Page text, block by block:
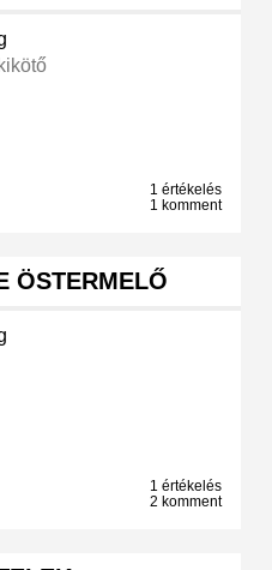
1 értékelés
1 komment
ÖSTERMELŐ
1 értékelés
2 komment